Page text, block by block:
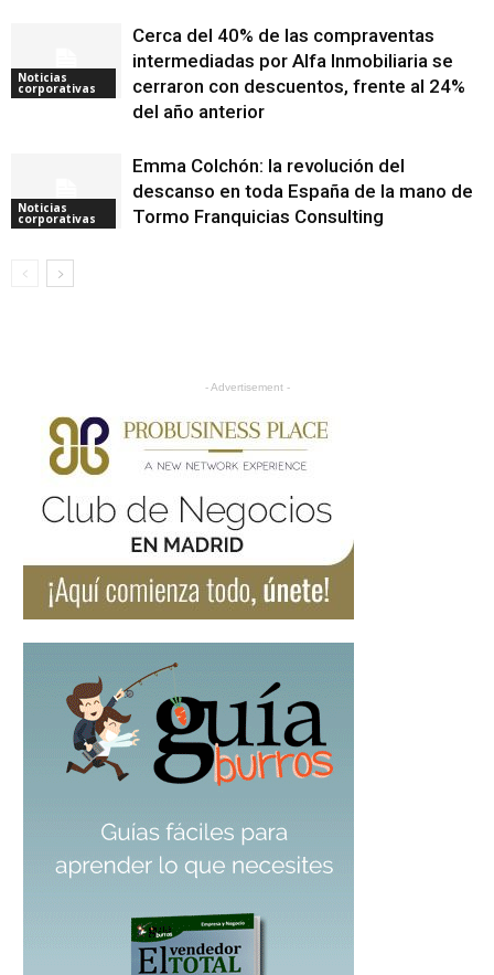
Noticias
corporativas
Cerca del 40% de las compraventas
intermediadas por Alfa Inmobiliaria se
cerraron con descuentos, frente al 24%
del año anterior
Noticias
corporativas
Emma Colchón: la revolución del
descanso en toda España de la mano de
Tormo Franquicias Consulting
- Advertisement -